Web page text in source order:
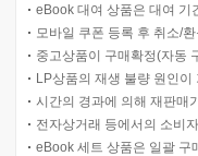
eBook 대여 상품은 대여 기
모바일 쿠폰 등록 후 취소/
중고상품이 구매확정(자동
LP상품의 재생 불량 원인
시간의 경과에 의해 재판매
전자상거래 등에서의 소비
eBook 세트 상품은 일괄 구